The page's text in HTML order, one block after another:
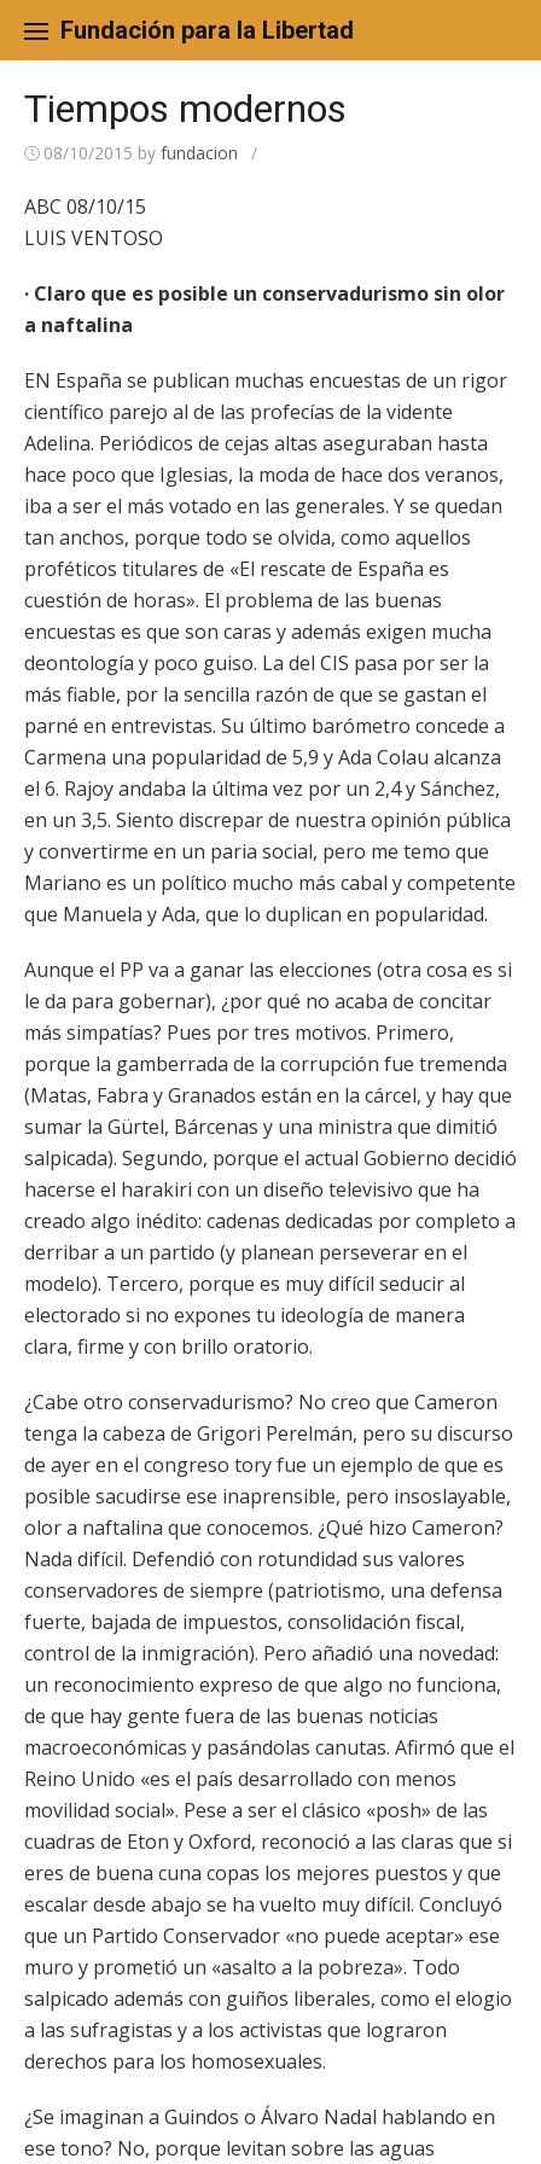
content
Fundación para la Libertad
Tiempos modernos
08/10/2015 by fundacion /
ABC 08/10/15
LUIS VENTOSO
· Claro que es posible un conservadurismo sin olor
a naftalina
EN España se publican muchas encuestas de un rigor
científico parejo al de las profecías de la vidente
Adelina. Periódicos de cejas altas aseguraban hasta
hace poco que Iglesias, la moda de hace dos veranos,
iba a ser el más votado en las generales. Y se quedan
tan anchos, porque todo se olvida, como aquellos
proféticos titulares de «El rescate de España es
cuestión de horas». El problema de las buenas
encuestas es que son caras y además exigen mucha
deontología y poco guiso. La del CIS pasa por ser la
más fiable, por la sencilla razón de que se gastan el
parné en entrevistas. Su último barómetro concede a
Carmena una popularidad de 5,9 y Ada Colau alcanza
el 6. Rajoy andaba la última vez por un 2,4 y Sánchez,
en un 3,5. Siento discrepar de nuestra opinión pública
y convertirme en un paria social, pero me temo que
Mariano es un político mucho más cabal y competente
que Manuela y Ada, que lo duplican en popularidad.
Aunque el PP va a ganar las elecciones (otra cosa es si
le da para gobernar), ¿por qué no acaba de concitar
más simpatías? Pues por tres motivos. Primero,
porque la gamberrada de la corrupción fue tremenda
(Matas, Fabra y Granados están en la cárcel, y hay que
sumar la Gürtel, Bárcenas y una ministra que dimitió
salpicada). Segundo, porque el actual Gobierno decidió
hacerse el harakiri con un diseño televisivo que ha
creado algo inédito: cadenas dedicadas por completo a
derribar a un partido (y planean perseverar en el
modelo). Tercero, porque es muy difícil seducir al
electorado si no expones tu ideología de manera
clara, firme y con brillo oratorio.
¿Cabe otro conservadurismo? No creo que Cameron
tenga la cabeza de Grigori Perelmán, pero su discurso
de ayer en el congreso tory fue un ejemplo de que es
posible sacudirse ese inaprensible, pero insoslayable,
olor a naftalina que conocemos. ¿Qué hizo Cameron?
Nada difícil. Defendió con rotundidad sus valores
conservadores de siempre (patriotismo, una defensa
fuerte, bajada de impuestos, consolidación fiscal,
control de la inmigración). Pero añadió una novedad:
un reconocimiento expreso de que algo no funciona,
de que hay gente fuera de las buenas noticias
macroeconómicas y pasándolas canutas. Afirmó que el
Reino Unido «es el país desarrollado con menos
movilidad social». Pese a ser el clásico «posh» de las
cuadras de Eton y Oxford, reconoció a las claras que si
eres de buena cuna copas los mejores puestos y que
escalar desde abajo se ha vuelto muy difícil. Concluyó
que un Partido Conservador «no puede aceptar» ese
muro y prometió un «asalto a la pobreza». Todo
salpicado además con guiños liberales, como el elogio
a las sufragistas y a los activistas que lograron
derechos para los homosexuales.
¿Se imaginan a Guindos o Álvaro Nadal hablando en
ese tono? No, porque levitan sobre las aguas